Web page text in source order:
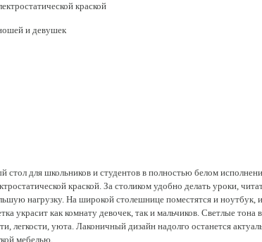
краской
и девушек
стол для школьников и студентов в полностью белом
краской. За столиком удобно делать уроки,
нагрузку. На широкой столешнице поместятся и ноутбук,
украсит как комнату девочек, так и мальчиков. Светлые тона
уюта. Лаконичный дизайн надолго останется
мебелью.